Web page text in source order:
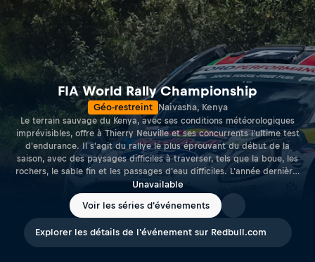
FIA World Rally Championship
Géo-restreint Naivasha, Kenya
Le terrain sauvage du Kenya, avec ses conditions météorologiques
imprévisibles, offre à Thierry Neuville et ses concurrents l'ultime test
d'endurance. Il s'agit du rallye le plus éprouvant du début de la
saison, avec des paysages difficiles à traverser, tels que la boue, les
rochers, le sable fin et les passages d'eau difficiles. L'année dernière,
Neuville a terminé cinquième, fera-t-il mieux cette année ?
Unavailable
Voir les séries d'événements
Explorer les détails de l'événement sur Redbull.com